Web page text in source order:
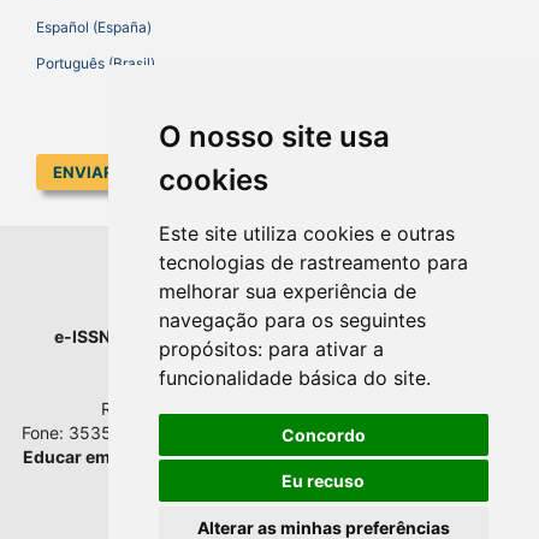
O nosso site usa
cookies
Este site utiliza cookies e outras
tecnologias de rastreamento para
melhorar sua experiência de
navegação para os seguintes
propósitos: para ativar a
funcionalidade básica do site.
Concordo
Eu recuso
Alterar as minhas preferências
Español (España)
Português (Brasil)
ENVIAR SUBMISSÃO
EDUCAR EM REVISTA
e-ISSN : 1984-0411 | Prefixo DOI : 10.1590 |
Universidade Federal do Paraná
Setor de Educação - Campus Rebouças
Rua Rockefeller, nº 57, 2.º andar - Sala 202
Fone: 3535-6207 | Bairro: Rebouças | Curitiba - Paraná - Brasil
Educar em Revistaesta licenciada comCreative Commons BY
Atribuição 4.0 Internacional.